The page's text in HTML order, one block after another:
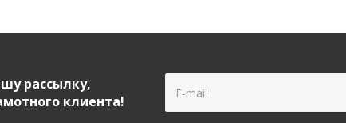
рассылку,
клиента!